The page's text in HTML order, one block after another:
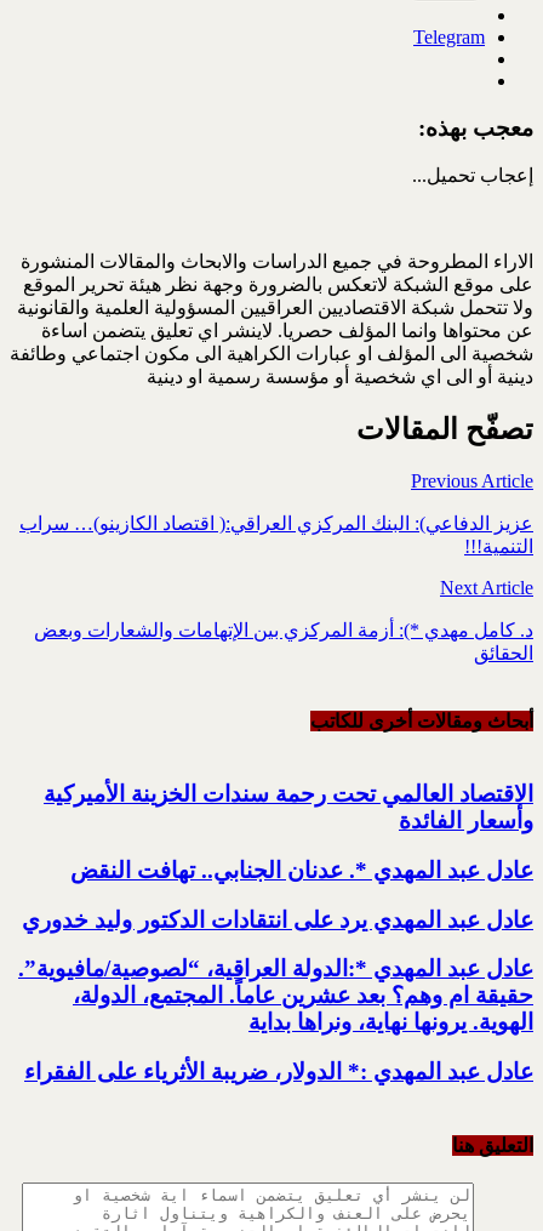
Telegram
معجب بهذه:
إعجاب تحميل...
الاراء المطروحة في جميع الدراسات والابحاث والمقالات المنشورة
على موقع الشبكة لاتعكس بالضرورة وجهة نظر هيئة تحرير الموقع
ولا تتحمل شبكة الاقتصاديين العراقيين المسؤولية العلمية والقانونية
عن محتواها وانما المؤلف حصريا. لاينشر اي تعليق يتضمن اساءة
شخصية الى المؤلف او عبارات الكراهية الى مكون اجتماعي وطائفة
دينية أو الى اي شخصية أو مؤسسة رسمية او دينية
تصفّح المقالات
Previous Article
عزيز الدفاعي): البنك المركزي العراقي:( اقتصاد الكازينو)… سراب
التنمية!!!
Next Article
د. كامل مهدي *): أزمة المركزي بين الإتهامات والشعارات وبعض
الحقائق
أبحاث ومقالات أخرى للکاتب
الاقتصاد العالمي تحت رحمة سندات الخزينة الأميركية
وأسعار الفائدة
عادل عبد المهدي *. عدنان الجنابي.. تهافت النقض
عادل عبد المهدي يرد على انتقادات الدكتور وليد خدوري
عادل عبد المهدي *:الدولة العراقية، “لصوصية/مافيوية”.
حقيقة ام وهم؟ بعد عشرين عاماً. المجتمع، الدولة،
الهوية. يرونها نهاية، ونراها بداية
عادل عبد المهدي :* الدولار، ضريبة الأثرياء على الفقراء
التعليق هنا